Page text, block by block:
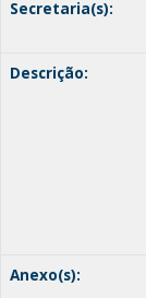
Secretaria(s):
Descrição:
Anexo(s):